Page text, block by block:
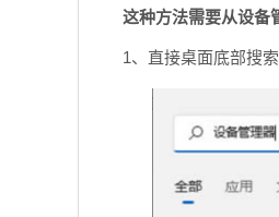
这种方法需要从设备
1、直接桌面底部搜索